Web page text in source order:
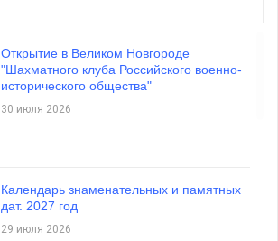
Открытие в Великом Новгороде
"Шахматного клуба Российского военно-
исторического общества"
30 июля 2026
Календарь знаменательных и памятных
дат. 2027 год
29 июля 2026